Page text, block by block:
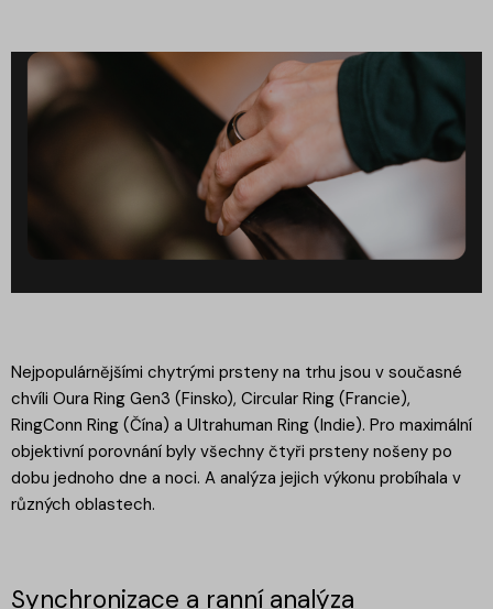
Nejpopulárnějšími chytrými prsteny na trhu jsou v současné
chvíli Oura Ring Gen3 (Finsko), Circular Ring (Francie),
RingConn Ring (Čína) a Ultrahuman Ring (Indie). Pro maximální
objektivní porovnání byly všechny čtyři prsteny nošeny po
dobu jednoho dne a noci. A analýza jejich výkonu probíhala v
různých oblastech.
Synchronizace a ranní analýza